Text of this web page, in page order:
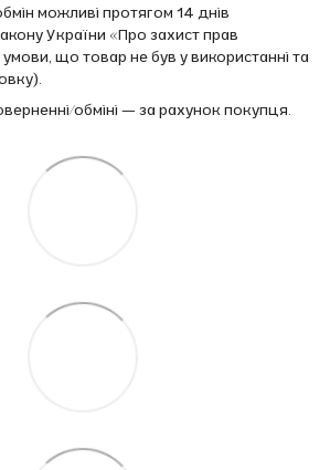
можливі протягом 14 днів
України «Про захист прав
що товар не був у використанні та
обміні — за рахунок покупця.